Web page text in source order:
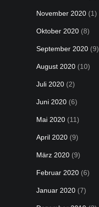
November 2020 (1)
Oktober 2020 (8)
September 2020 (9)
August 2020 (10)
Juli 2020 (2)
Juni 2020 (6)
Mai 2020 (11)
April 2020 (9)
März 2020 (9)
Februar 2020 (6)
Januar 2020 (7)